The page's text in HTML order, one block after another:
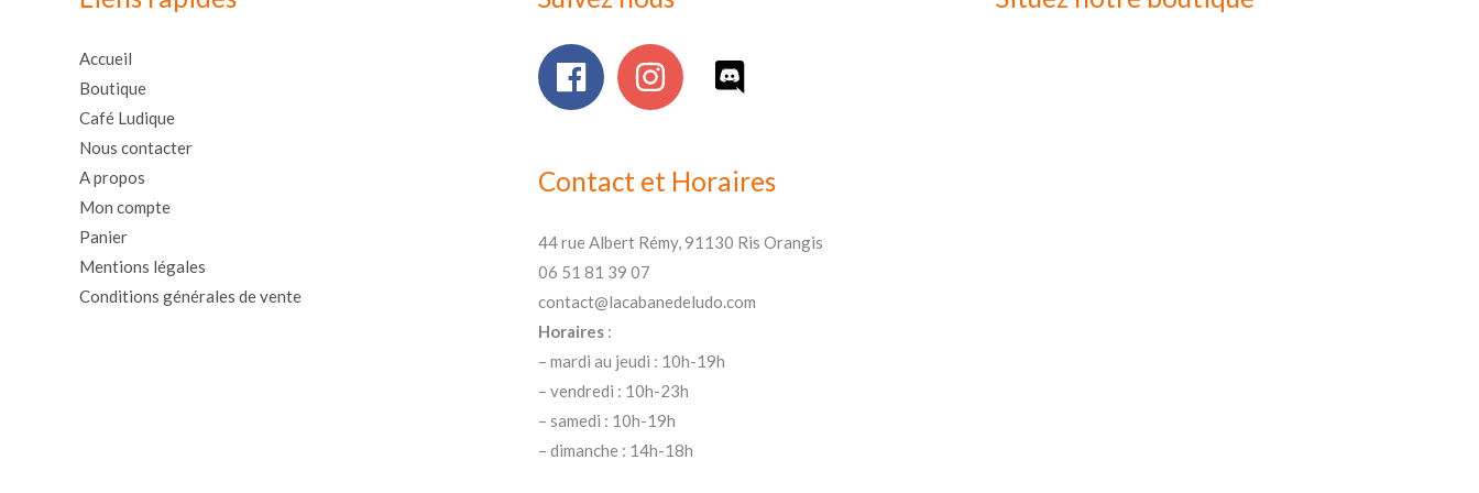
Accueil
Boutique
Café Ludique
Nous contacter
A propos
Mon compte
Panier
Mentions légales
Conditions générales de vente
Contact et Horaires
44 rue Albert Rémy, 91130 Ris Orangis
06 51 81 39 07
contact@lacabanedeludo.com
Horaires:
– mardi au jeudi : 10h-19h
– vendredi : 10h-23h
– samedi : 10h-19h
– dimanche : 14h-18h